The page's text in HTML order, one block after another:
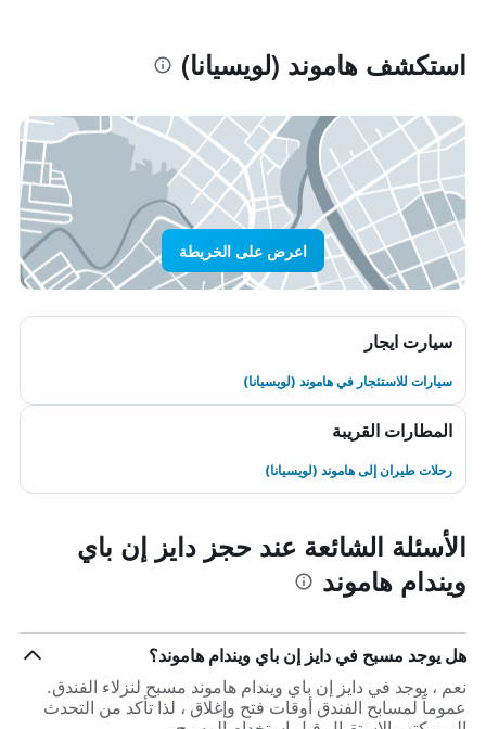
استكشف هاموند (لويسيانا)
اعرض على الخريطة
سيارت ايجار
سيارات للاستئجار في هاموند (لويسيانا)
المطارات القريبة
رحلات طيران إلى هاموند (لويسيانا)
الأسئلة الشائعة عند حجز دايز إن باي
ويندام هاموند
هل يوجد مسبح في دايز إن باي ويندام هاموند؟
نعم ، يوجد في دايز إن باي ويندام هاموند مسبح لنزلاء الفندق.
عموماً لمسابح الفندق أوقات فتح وإغلاق ، لذا تأكد من التحدث